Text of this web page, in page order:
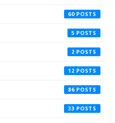
60
5
2
12
86
33